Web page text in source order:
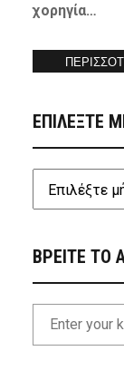
χορηγία…
ΕΠΙΛΕΞΤΕ
ΒΡΕΙΤΕ ΤΟ